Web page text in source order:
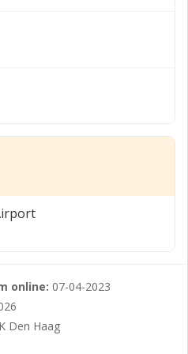
gebouw bedraagt in
de verhuur is thans circa
beschikbaar gelegen op de
is mogelijk vanaf 300 m²
biedt plaats aan
parkeernorm is 1:90.
waar extra
beschikbaar worden
te parkeren.
online: 07-04-2023
Den Haag